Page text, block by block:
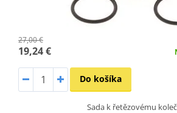
27,00 €
19,24 €
Do košíka
Sada k řetězovému